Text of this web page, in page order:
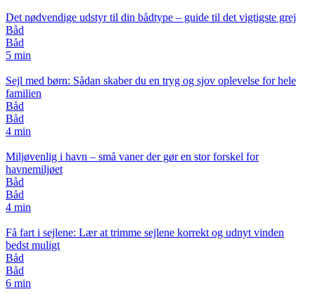
Det nødvendige udstyr til din bådtype – guide til det vigtigste grej
Båd
Båd
5 min
Sejl med børn: Sådan skaber du en tryg og sjov oplevelse for hele
familien
Båd
Båd
4 min
Miljøvenlig i havn – små vaner der gør en stor forskel for
havnemiljøet
Båd
Båd
4 min
Få fart i sejlene: Lær at trimme sejlene korrekt og udnyt vinden
bedst muligt
Båd
Båd
6 min